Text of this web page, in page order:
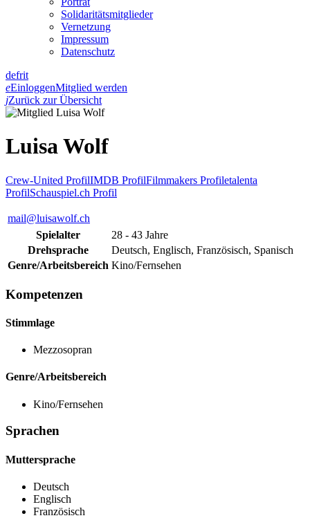
Solidaritätsmitglieder
Vernetzung
Impressum
Datenschutz
defrit
eEinloggenMitglied werden
jZurück zur Übersicht
Luisa Wolf
Crew-United ProfilIMDB ProfilFilmmakers Profiletalenta
ProfilSchauspiel.ch Profil
mail@luisawolf.ch
Spielalter
28 - 43 Jahre
Drehsprache
Deutsch, Englisch, Französisch, Spanisch
Genre/Arbeitsbereich Kino/Fernsehen
Kompetenzen
Stimmlage
Mezzosopran
Genre/Arbeitsbereich
Kino/Fernsehen
Sprachen
Muttersprache
Deutsch
Englisch
Französisch